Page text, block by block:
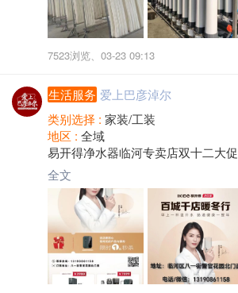
7523浏览、 03-23 09:13
生活服务 爱上巴彦淖尔
类别选择 : 家装/工装
地区 : 全域
易开得净水器临河专卖店双十二大促
全文